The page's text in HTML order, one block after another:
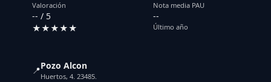
Valoración
-- / 5
★★★★★
Nota media PAU
--
Último año
📍Pozo Alcon
Huertos, 4. 23485.